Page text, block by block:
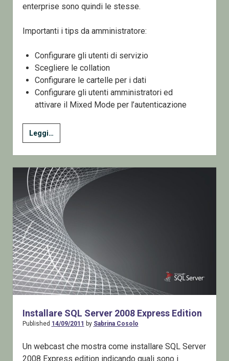
enterprise sono quindi le stesse.
Importanti i tips da amministratore:
Configurare gli utenti di servizio
Scegliere le collation
Configurare le cartelle per i dati
Configurare gli utenti amministratori ed
attivare il Mixed Mode per l’autenticazione
Leggi…Come
installare
SQL
Server
2012
Installare SQL Server 2008 Express Edition
Published 14/09/2011 by Sabrina Cosolo
Un webcast che mostra come installare SQL Server
2008 Express edition indicando quali sono i